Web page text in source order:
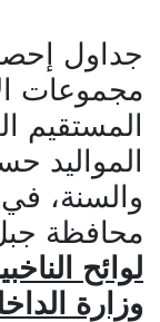
جداول
مجموعات
المستقيم
المواليد
والسنة،
محافظة
لوائح
وزارة